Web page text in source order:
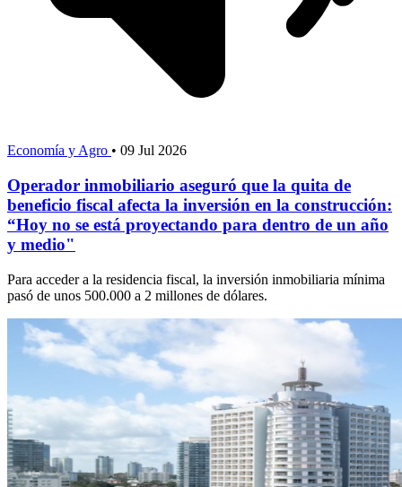
Economía y Agro • 09 Jul 2026
Operador inmobiliario aseguró que la quita de
beneficio fiscal afecta la inversión en la construcción:
“Hoy no se está proyectando para dentro de un año
y medio"
Para acceder a la residencia fiscal, la inversión inmobiliaria mínima
pasó de unos 500.000 a 2 millones de dólares.